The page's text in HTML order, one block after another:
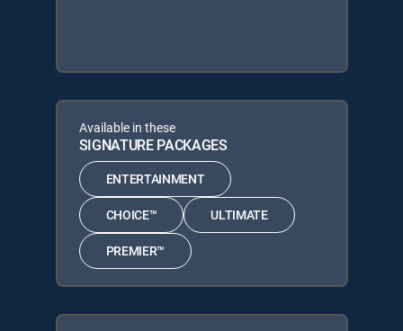
Available in these
SIGNATURE PACKAGES
ENTERTAINMENT
CHOICE™ ULTIMATE
PREMIER™